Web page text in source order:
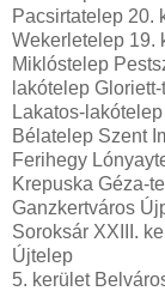
Pacsirtatelep 20.
Wekerletelep 19.
Miklóstelep
lakótelep
Lakatos-
Bélatelep Szent
Ferihegy
Krepuska Géza-
Ganzkertváros
Soroksár XXIII.
Újtelep
5. kerület